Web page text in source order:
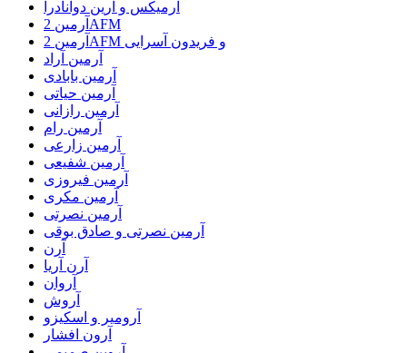
آرمیکس و ارین دوانادرا
آرمین 2AFM
آرمین 2AFM و فریدون آسرایی
آرمین آراد
آرمین بابادی
آرمین حیاتی
آرمین رازانی
آرمین رام
آرمین زارعی
آرمین شفیعی
آرمین فیروزی
آرمین مکری
آرمین نصرتی
آرمین نصرتی و صادق بوقی
آرن
آرن آریا
آروان
آروش
آرومیر و اسکیزو
آرون افشار